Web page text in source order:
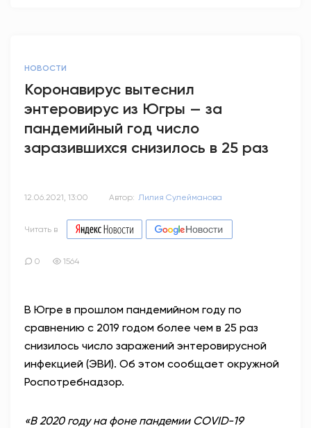
НОВОСТИ
Коронавирус вытеснил
энтеровирус из Югры — за
пандемийный год число
заразившихся снизилось в 25 раз
12.06.2021, 13:00 Автор: Лилия Сулейманова
Читать в
0 1564
В Югре в прошлом пандемийном году по
сравнению с 2019 годом более чем в 25 раз
снизилось число заражений энтеровирусной
инфекцией (ЭВИ). Об этом сообщает окружной
Роспотребнадзор.
«В 2020 году на фоне пандемии COVID-19